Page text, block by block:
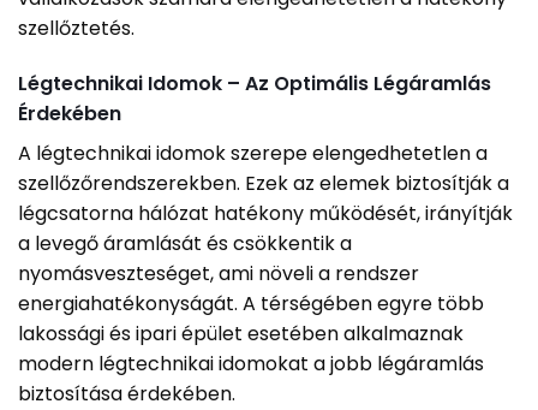
szellőztetés.
Légtechnikai Idomok – Az Optimális Légáramlás
Érdekében
A légtechnikai idomok szerepe elengedhetetlen a
szellőzőrendszerekben. Ezek az elemek biztosítják a
légcsatorna hálózat hatékony működését, irányítják
a levegő áramlását és csökkentik a
nyomásveszteséget, ami növeli a rendszer
energiahatékonyságát. A térségében egyre több
lakossági és ipari épület esetében alkalmaznak
modern légtechnikai idomokat a jobb légáramlás
biztosítása érdekében.